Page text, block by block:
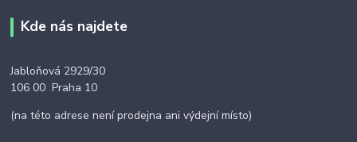
Kde nás najdete
Jabloňová 2929/30
106 00 Praha 10
(na této adrese není prodejna ani výdejní místo)